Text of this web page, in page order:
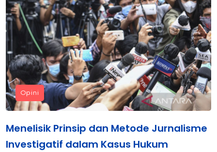
Opini
Menelisik Prinsip dan Metode Jurnalisme
Investigatif dalam Kasus Hukum